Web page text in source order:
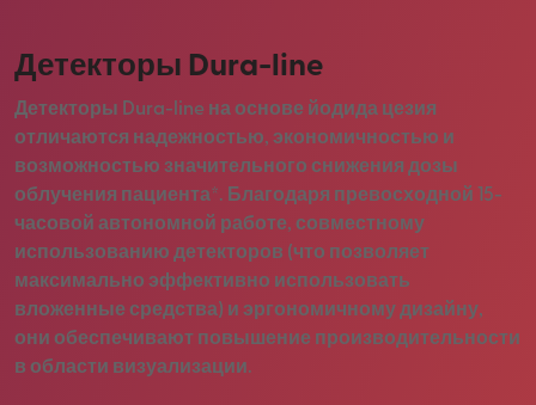
Детекторы Dura-line
Детекторы Dura-line на основе йодида цезия
отличаются надежностью, экономичностью и
возможностью значительного снижения дозы
облучения пациента*. Благодаря превосходной 15-
часовой автономной работе, совместному
использованию детекторов (что позволяет
максимально эффективно использовать
вложенные средства) и эргономичному дизайну,
они обеспечивают повышение производительности
в области визуализации.